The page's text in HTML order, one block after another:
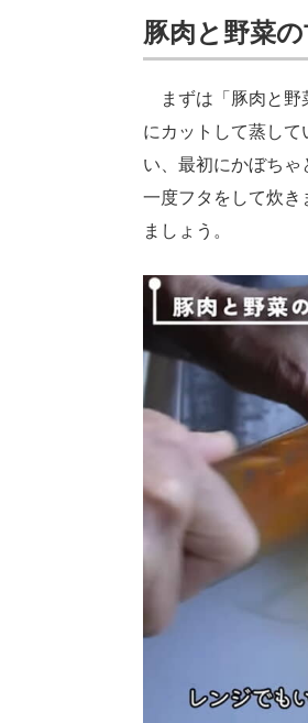
豚肉と野菜
まずは「豚肉と野
にカットして蒸し
い、最初にかぼちゃ
一度フタをして炊き
ましょう。